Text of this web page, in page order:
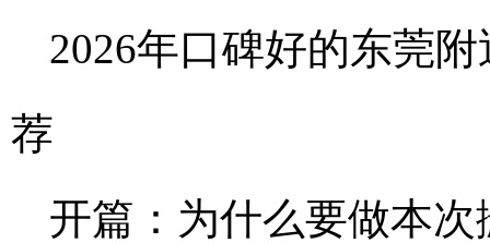
2026年口碑好的东莞
荐
开篇：为什么要做本